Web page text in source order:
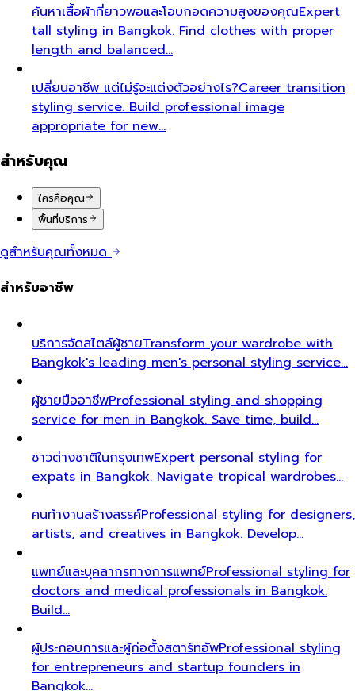
ค้นหาเสื้อผ้าที่ยาวพอและโอบกอดความสูงของคุณExpert
tall styling in Bangkok. Find clothes with proper
length and balanced…
เปลี่ยนอาชีพ แต่ไม่รู้จะแต่งตัวอย่างไร?Career transition
styling service. Build professional image
appropriate for new…
สำหรับคุณ
ใครคือคุณ
พื้นที่บริการ
ดูสำหรับคุณทั้งหมด
สำหรับอาชีพ
บริการจัดสไตล์ผู้ชายTransform your wardrobe with
Bangkok's leading men's personal styling service…
ผู้ชายมืออาชีพProfessional styling and shopping
service for men in Bangkok. Save time, build…
ชาวต่างชาติในกรุงเทพExpert personal styling for
expats in Bangkok. Navigate tropical wardrobes…
คนทำงานสร้างสรรค์Professional styling for designers,
artists, and creatives in Bangkok. Develop…
แพทย์และบุคลากรทางการแพทย์Professional styling for
doctors and medical professionals in Bangkok.
Build…
ผู้ประกอบการและผู้ก่อตั้งสตาร์ทอัพProfessional styling
for entrepreneurs and startup founders in
Bangkok…